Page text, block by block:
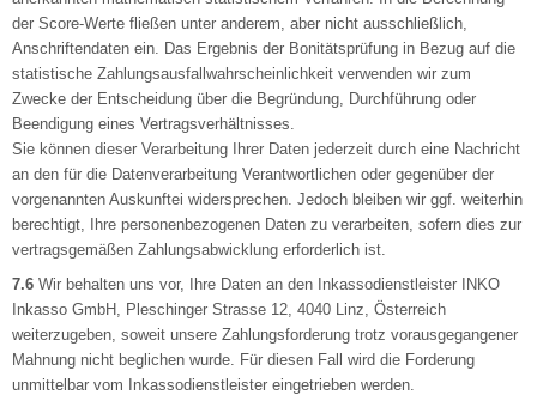
der Score-Werte fließen unter anderem, aber nicht ausschließlich,
Anschriftendaten ein. Das Ergebnis der Bonitätsprüfung in Bezug auf die
statistische Zahlungsausfallwahrscheinlichkeit verwenden wir zum
Zwecke der Entscheidung über die Begründung, Durchführung oder
Beendigung eines Vertragsverhältnisses.
Sie können dieser Verarbeitung Ihrer Daten jederzeit durch eine Nachricht
an den für die Datenverarbeitung Verantwortlichen oder gegenüber der
vorgenannten Auskunftei widersprechen. Jedoch bleiben wir ggf. weiterhin
berechtigt, Ihre personenbezogenen Daten zu verarbeiten, sofern dies zur
vertragsgemäßen Zahlungsabwicklung erforderlich ist.
7.6 Wir behalten uns vor, Ihre Daten an den Inkassodienstleister INKO
Inkasso GmbH, Pleschinger Strasse 12, 4040 Linz, Österreich
weiterzugeben, soweit unsere Zahlungsforderung trotz vorausgegangener
Mahnung nicht beglichen wurde. Für diesen Fall wird die Forderung
unmittelbar vom Inkassodienstleister eingetrieben werden.